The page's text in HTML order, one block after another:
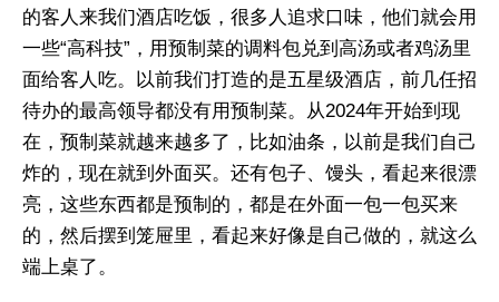
的客人来我们酒店吃饭，很多人追求口味，他们就会用
一些“高科技”，用预制菜的调料包兑到高汤或者鸡汤里
面给客人吃。以前我们打造的是五星级酒店，前几任招
待办的最高领导都没有用预制菜。从2024年开始到现
在，预制菜就越来越多了，比如油条，以前是我们自己
炸的，现在就到外面买。还有包子、馒头，看起来很漂
亮，这些东西都是预制的，都是在外面一包一包买来
的，然后摆到笼屉里，看起来好像是自己做的，就这么
端上桌了。